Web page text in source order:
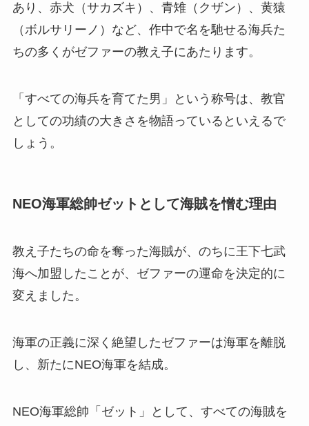
あり、赤犬（サカズキ）、青雉（クザン）、黄猿
（ボルサリーノ）など、作中で名を馳せる海兵た
ちの多くがゼファーの教え子にあたります。
「すべての海兵を育てた男」という称号は、教官
としての功績の大きさを物語っているといえるで
しょう。
NEO海軍総帥ゼットとして海賊を憎む理由
教え子たちの命を奪った海賊が、のちに王下七武
海へ加盟したことが、ゼファーの運命を決定的に
変えました。
海軍の正義に深く絶望したゼファーは海軍を離脱
し、新たにNEO海軍を結成。
NEO海軍総帥「ゼット」として、すべての海賊を